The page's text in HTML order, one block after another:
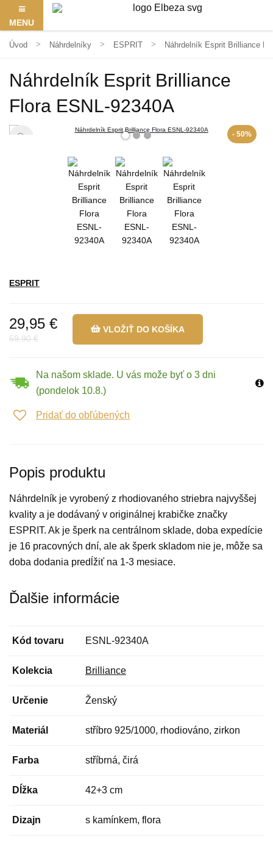
MENU
Úvod Náhrdelníky ESPRIT Náhrdelník Esprit Brilliance
Náhrdelník Esprit Brilliance
Flora ESNL-92340A
- 50%
ESPRIT
29,95 €
59,90 €
VLOŽIŤ DO KOŠÍKA
Na našom sklade. U vás može byť o 3 dni
(pondelok 10.8.)
Pridať do obľúbených
Popis produktu
Náhrdelník je vyrobený z rhodiovaného striebra najvyššej
kvality a je dodávaný v originálnej krabičke značky
ESPRIT. Ak je šperk na centrálnom sklade, doba expedície
je 16 pracovných dní, ale ak šperk skladom nie je, môže sa
doba dodania predĺžiť na 1-3 mesiace.
Ďalšie informácie
Kód tovaru ESNL-92340A
Kolekcia Brilliance
Určenie Ženský
Materiál stříbro 925/1000, rhodiováno, zirkon
Farba stříbrná, čirá
Dĺžka 42+3 cm
Dizajn s kamínkem, flora